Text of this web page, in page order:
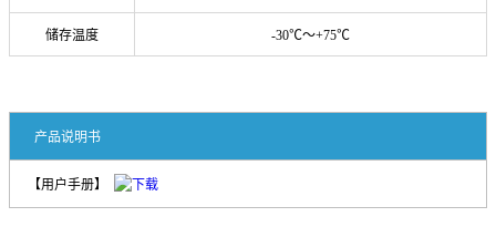
储存温度 -30℃～+75℃
产品说明书
【用户手册】